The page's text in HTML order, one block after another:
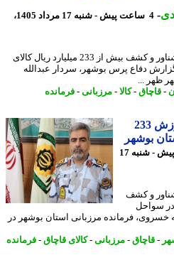
4 ساعت پیش - شنبه 17 مرداد 1405،
فرمانده مرزبانی بوشهر از توقیف 4 شناور و کشف بیش از 233 میلیارد ریال کالای
دفاع پرس بوشهر، سردار عبدالله
...
-کالا -مرزبانی -فرمانده
کشف محموله قاچاق به ارزش 233
بوشهر
5 ساعت پیش - شنبه 17
از توقیف 4 شناور و کشف
سواحل
فرمانده مرزبانی استان بوشهر در
قاچاق-مرزبانی -کالای قاچاق-فرمانده